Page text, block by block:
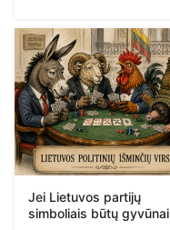
Jei Lietuvos partijų
simboliais būtų gyvūnai